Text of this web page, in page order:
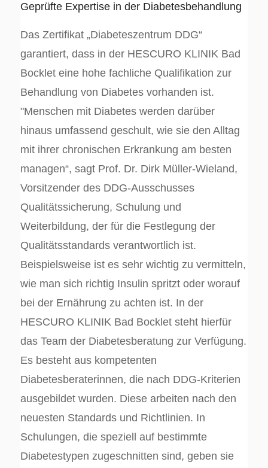
Geprüfte Expertise in der Diabetesbehandlung
Das Zertifikat „Diabeteszentrum DDG“
garantiert, dass in der HESCURO KLINIK Bad
Bocklet eine hohe fachliche Qualifikation zur
Behandlung von Diabetes vorhanden ist.
"Menschen mit Diabetes werden darüber
hinaus umfassend geschult, wie sie den Alltag
mit ihrer chronischen Erkrankung am besten
managen“, sagt Prof. Dr. Dirk Müller-Wieland,
Vorsitzender des DDG-Ausschusses
Qualitätssicherung, Schulung und
Weiterbildung, der für die Festlegung der
Qualitätsstandards verantwortlich ist.
Beispielsweise ist es sehr wichtig zu vermitteln,
wie man sich richtig Insulin spritzt oder worauf
bei der Ernährung zu achten ist. In der
HESCURO KLINIK Bad Bocklet steht hierfür
das Team der Diabetesberatung zur Verfügung.
Es besteht aus kompetenten
Diabetesberaterinnen, die nach DDG-Kriterien
ausgebildet wurden. Diese arbeiten nach den
neuesten Standards und Richtlinien. In
Schulungen, die speziell auf bestimmte
Diabetestypen zugeschnitten sind, geben sie